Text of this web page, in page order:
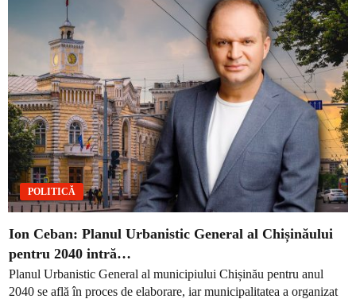
POLITICĂ
Ion Ceban: Planul Urbanistic General al Chișinăului
pentru 2040 intră…
Planul Urbanistic General al municipiului Chișinău pentru anul
2040 se află în proces de elaborare, iar municipalitatea a organizat